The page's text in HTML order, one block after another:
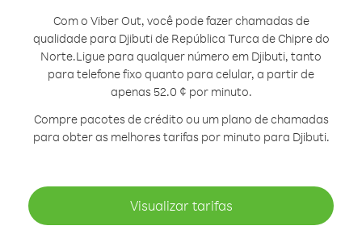
Com o Viber Out, você pode fazer chamadas de
qualidade para Djibuti de República Turca de Chipre do
Norte.Ligue para qualquer número em Djibuti, tanto
para telefone fixo quanto para celular, a partir de
apenas 52.0 ¢ por minuto.
Compre pacotes de crédito ou um plano de chamadas
para obter as melhores tarifas por minuto para Djibuti.
Visualizar tarifas